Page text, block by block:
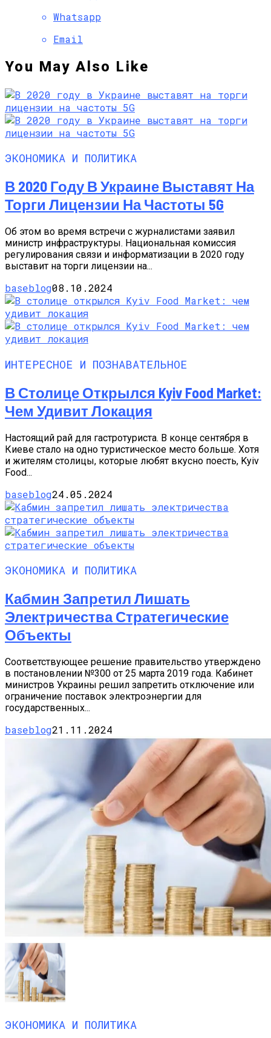
Whatsapp
Email
You May Also Like
ЭКОНОМИКА И ПОЛИТИКА
В 2020 Году В Украине Выставят На
Торги Лицензии На Частоты 5G
Об этом во время встречи с журналистами заявил
министр инфраструктуры. Национальная комиссия
регулирования связи и информатизации в 2020 году
выставит на торги лицензии на...
baseblog08.10.2024
ИНТЕРЕСНОЕ И ПОЗНАВАТЕЛЬНОЕ
В Столице Открылся Kyiv Food Market:
Чем Удивит Локация
Настоящий рай для гастротуриста. В конце сентября в
Киеве стало на одно туристическое место больше. Хотя
и жителям столицы, которые любят вкусно поесть, Kyiv
Food...
baseblog24.05.2024
ЭКОНОМИКА И ПОЛИТИКА
Кабмин Запретил Лишать
Электричества Стратегические
Объекты
Соответствующее решение правительство утверждено
в постановлении №300 от 25 марта 2019 года. Кабинет
министров Украины решил запретить отключение или
ограничение поставок электроэнергии для
государственных...
baseblog21.11.2024
ЭКОНОМИКА И ПОЛИТИКА